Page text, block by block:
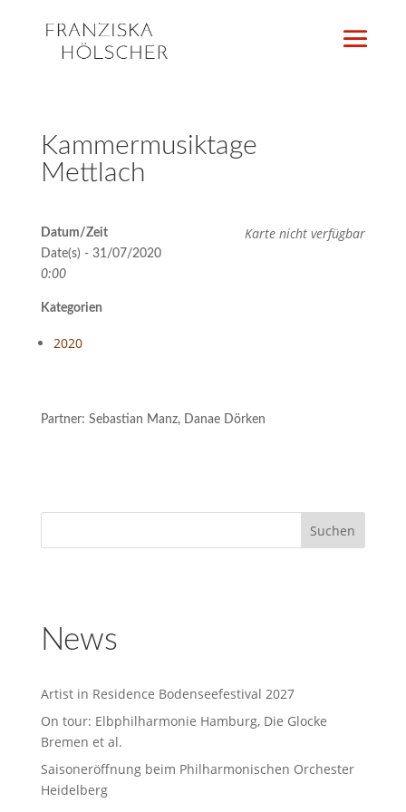
Kammermusiktage
Mettlach
Karte nicht verfügbar
Datum/Zeit
Date(s) - 31/07/2020
0:00
Kategorien
2020
Partner: Sebastian Manz, Danae Dörken
News
Artist in Residence Bodenseefestival 2027
On tour: Elbphilharmonie Hamburg, Die Glocke
Bremen et al.
Saisoneröffnung beim Philharmonischen Orchester
Heidelberg